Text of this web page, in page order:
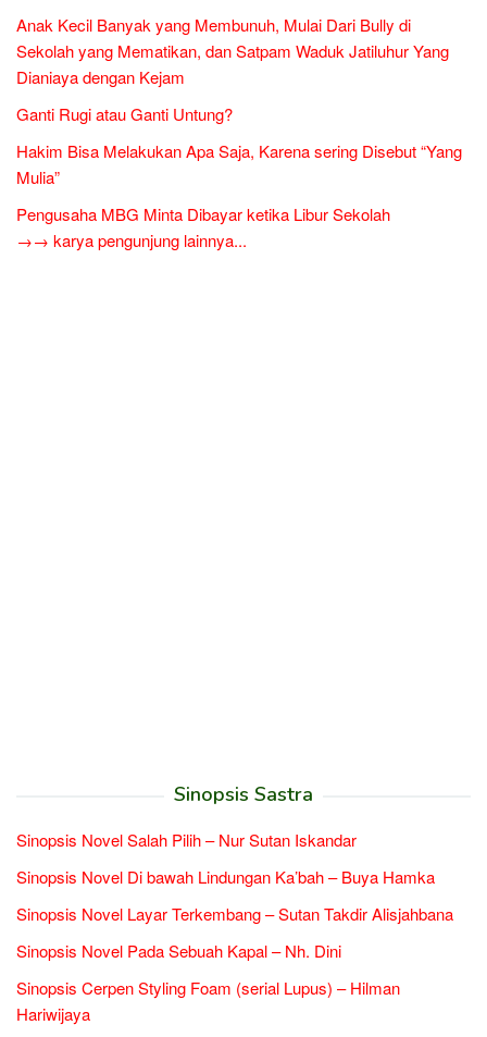
Anak Kecil Banyak yang Membunuh, Mulai Dari Bully di
Sekolah yang Mematikan, dan Satpam Waduk Jatiluhur Yang
Dianiaya dengan Kejam
Ganti Rugi atau Ganti Untung?
Hakim Bisa Melakukan Apa Saja, Karena sering Disebut “Yang
Mulia”
Pengusaha MBG Minta Dibayar ketika Libur Sekolah
→→ karya pengunjung lainnya...
Sinopsis Sastra
Sinopsis Novel Salah Pilih – Nur Sutan Iskandar
Sinopsis Novel Di bawah Lindungan Ka’bah – Buya Hamka
Sinopsis Novel Layar Terkembang – Sutan Takdir Alisjahbana
Sinopsis Novel Pada Sebuah Kapal – Nh. Dini
Sinopsis Cerpen Styling Foam (serial Lupus) – Hilman
Hariwijaya